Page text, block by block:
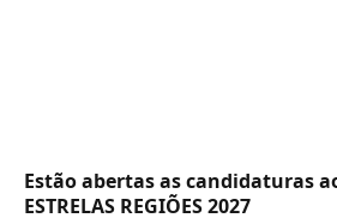
Estão abertas as candidaturas
ESTRELAS REGIÕES 2027